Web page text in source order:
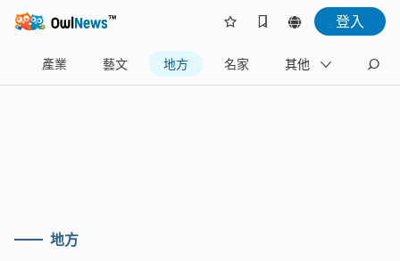
登入
產業 藝文 地方 名家 其他
地方